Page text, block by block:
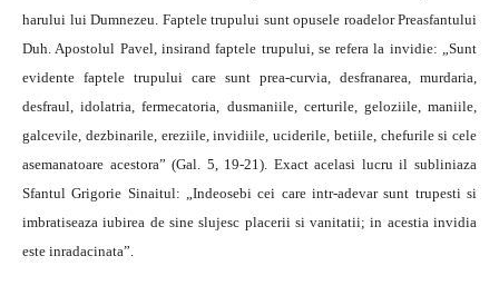
harului lui Dumnezeu. Faptele trupului sunt opusele roadelor Preasfantului
Duh. Apostolul Pavel, insirand faptele trupului, se refera la invidie: „Sunt
evidente faptele trupului care sunt prea-curvia, desfranarea, murdaria,
desfraul, idolatria, fermecatoria, dusmaniile, certurile, geloziile, maniile,
galcevile, dezbinarile, ereziile, invidiile, uciderile, betiile, chefurile si cele
asemanatoare acestora” (Gal. 5, 19-21). Exact acelasi lucru il subliniaza
Sfantul Grigorie Sinaitul: „Indeosebi cei care intr-adevar sunt trupesti si
imbratiseaza iubirea de sine slujesc placerii si vanitatii; in acestia invidia
este inradacinata”.